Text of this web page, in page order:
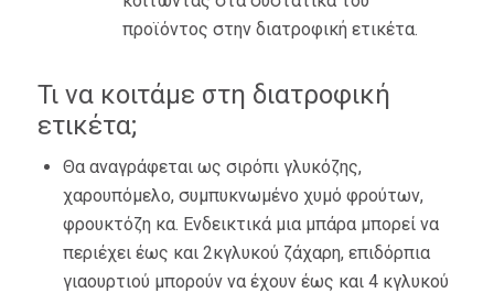
προϊόντος στην διατροφική ετικέτα.
Τι να κοιτάμε στη διατροφική
ετικέτα;
Θα αναγράφεται ως σιρόπι γλυκόζης,
χαρουπόμελο, συμπυκνωμένο χυμό φρούτων,
φρουκτόζη κα. Ενδεικτικά μια μπάρα μπορεί να
περιέχει έως και 2κγλυκού ζάχαρη, επιδόρπια
γιαουρτιού μπορούν να έχουν έως και 4 κγλυκού